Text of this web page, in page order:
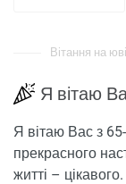
Вітання на
Я вітаю
Я вітаю Вас з
прекрасного
житті –